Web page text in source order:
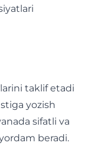
taklif etadi
yozish
sifatli va
beradi.